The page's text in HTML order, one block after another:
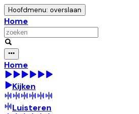
Hoofdmenu: overslaan
Home
Home
Kijken
Luisteren